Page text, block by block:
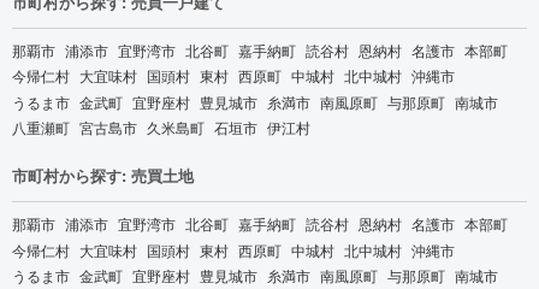
那覇市 浦添市 宜野湾市 北谷町 嘉手納町 読谷村 恩納村 名護市 本部町
今帰仁村 大宜味村 国頭村 東村 西原町 中城村 北中城村 沖縄市
うるま市 金武町 宜野座村 豊見城市 糸満市 南風原町 与那原町 南城市
八重瀬町 宮古島市 久米島町 石垣市 伊江村
市町村から探す: 売買土地
那覇市 浦添市 宜野湾市 北谷町 嘉手納町 読谷村 恩納村 名護市 本部町
今帰仁村 大宜味村 国頭村 東村 西原町 中城村 北中城村 沖縄市
うるま市 金武町 宜野座村 豊見城市 糸満市 南風原町 与那原町 南城市